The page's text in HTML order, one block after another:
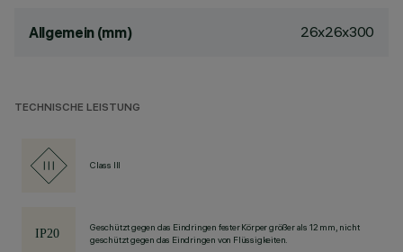
Allgemein (mm) 26x26x300
TECHNISCHE LEISTUNG
Class III
Geschützt gegen das Eindringen fester Körper größer als 12 mm, nicht
geschützt gegen das Eindringen von Flüssigkeiten.